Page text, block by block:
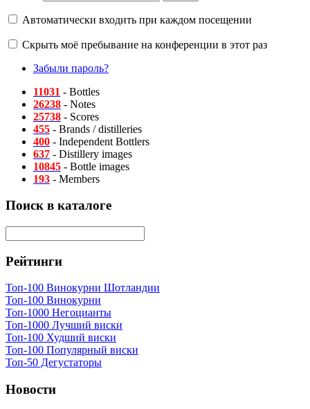
Автоматически входить при каждом посещении
Скрыть моё пребывание на конференции в этот раз
Забыли пароль?
11031 - Bottles
26238 - Notes
25738 - Scores
455 - Brands / distilleries
400 - Independent Bottlers
637 - Distillery images
10845 - Bottle images
193 - Members
Поиск в каталоге
Рейтинги
Топ-100 Винокурни Шотландии
Топ-100 Винокурни
Топ-1000 Негоцианты
Топ-1000 Лучший виски
Топ-100 Худший виски
Топ-100 Популярный виски
Топ-50 Дегустаторы
Новости